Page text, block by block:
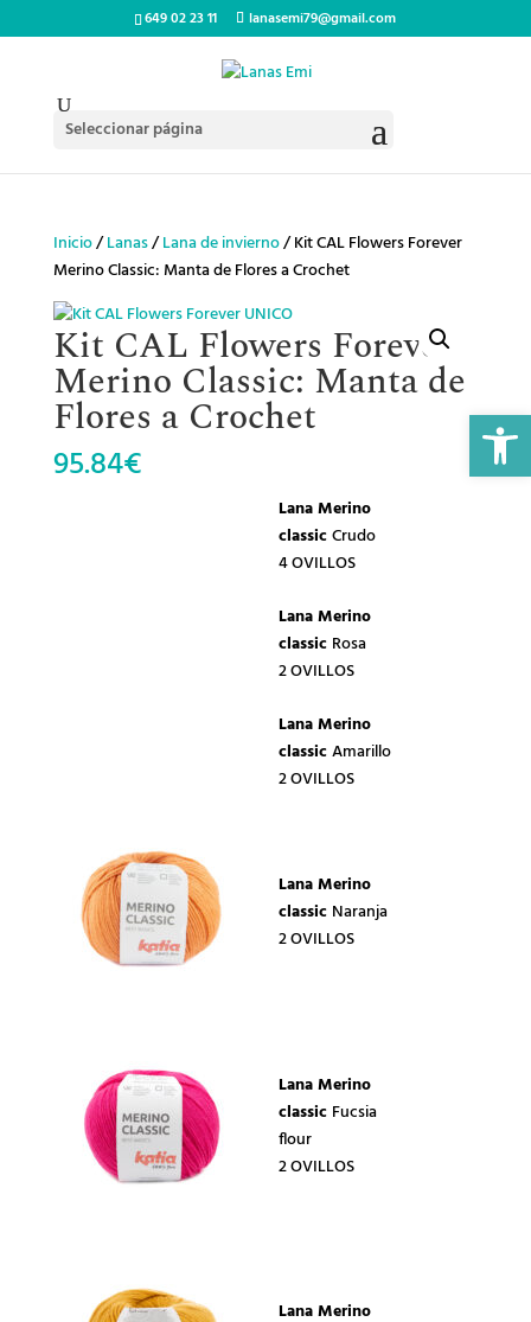
Abrir
649 02 23 11 lanasemi79@gmail.com
Seleccionar página
Inicio/Lanas/Lana de invierno/ Kit CAL Flowers Forever
Merino Classic: Manta de Flores a Crochet
Kit CAL Flowers Forever
Merino Classic: Manta de
Flores a Crochet
95.84€
Lana Merino
classicCrudo
4 OVILLOS
Lana Merino
classic Rosa
2 OVILLOS
Lana Merino
classicAmarillo
2 OVILLOS
Lana Merino
classic Naranja
2 OVILLOS
Lana Merino
classic Fucsia
flour
2 OVILLOS
Lana Merino